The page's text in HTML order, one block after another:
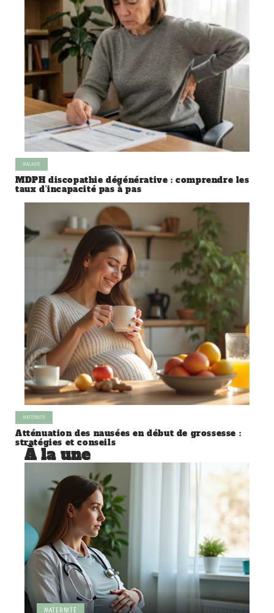
MALADIE
MDPH discopathie dégénérative : comprendre les
taux d’incapacité pas à pas
MATERNITÉ
Atténuation des nausées en début de grossesse :
stratégies et conseils
À la une
MATERNITÉ